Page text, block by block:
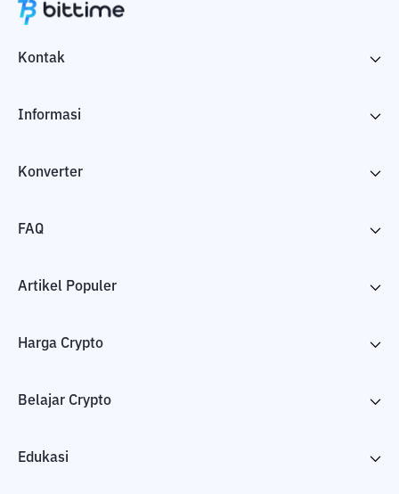
Kontak
Informasi
Konverter
FAQ
Artikel Populer
Harga Crypto
Belajar Crypto
Edukasi